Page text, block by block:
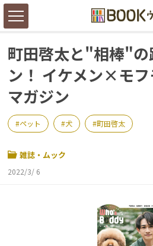
町田啓太と"相棒"の
ン！ イケメン×モ
マガジン
ペット 犬 町田啓太
雑誌・ムック
2022/3/ 6